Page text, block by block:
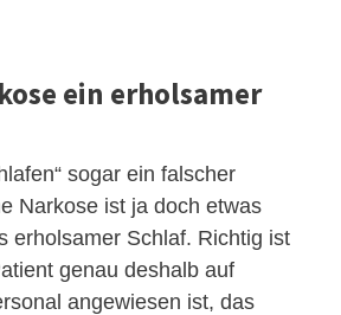
ein erholsamer
sogar ein falscher
Narkose ist ja doch etwas
erholsamer Schlaf. Richtig ist
genau deshalb auf
angewiesen ist, das